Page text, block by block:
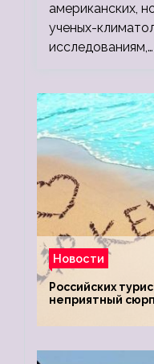
американских,
ученых-
исследованиям,…
Новости
Российских
неприятный